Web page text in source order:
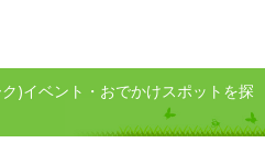
)イベント・おでかけスポットを探